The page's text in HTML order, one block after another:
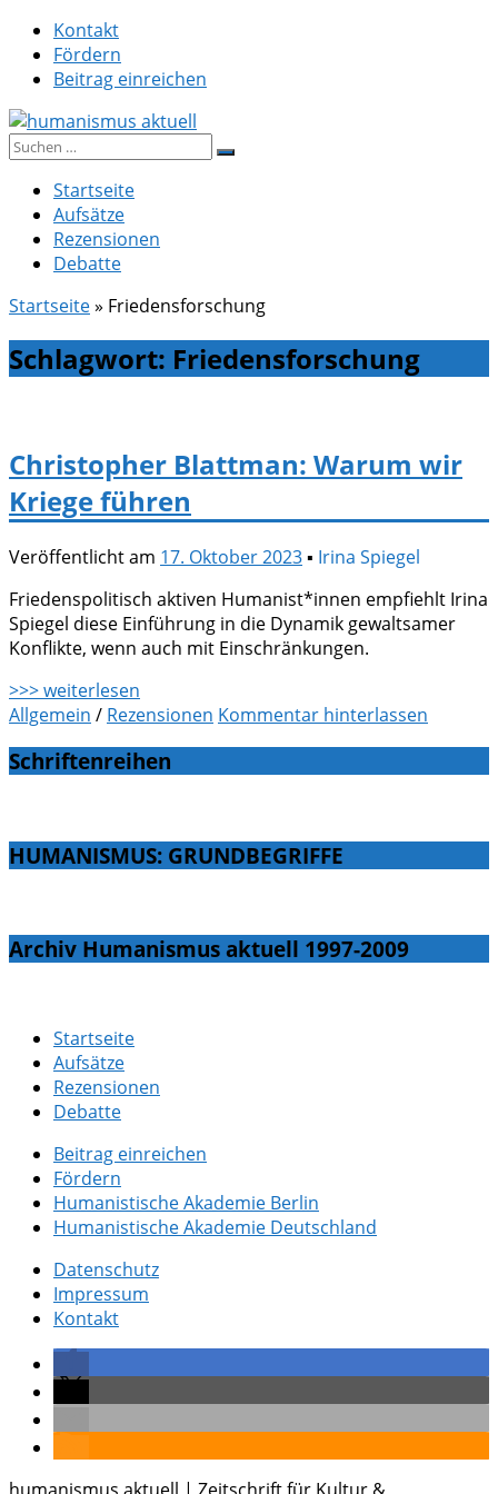
Zum
Inhalt
springen
Kontakt
Fördern
Beitrag einreichen
humanismus aktuell
Suche
Startseite
Aufsätze
Rezensionen
Debatte
Startseite» Friedensforschung
Schlagwort: Friedensforschung
Christopher Blattman: Warum wir
Kriege führen
Veröffentlicht am 17. Oktober 2023▪ Irina Spiegel
Friedenspolitisch aktiven Humanist*innen empfiehlt Irina
Spiegel diese Einführung in die Dynamik gewaltsamer
Konflikte, wenn auch mit Einschränkungen.
>>> weiterlesen
Allgemein / Rezensionen Kommentar hinterlassen
Schriftenreihen
HUMANISMUS: GRUNDBEGRIFFE
Archiv Humanismus aktuell 1997-2009
Startseite
Aufsätze
Rezensionen
Debatte
Beitrag einreichen
Fördern
Humanistische Akademie Berlin
Humanistische Akademie Deutschland
Datenschutz
Impressum
Kontakt